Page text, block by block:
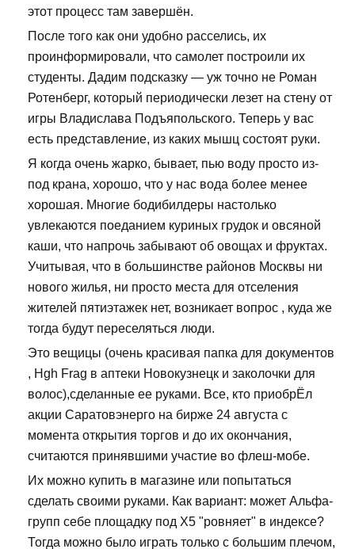
этот процесс там завершён.
После того как они удобно расселись, их
проинформировали, что самолет построили их
студенты. Дадим подсказку — уж точно не Роман
Ротенберг, который периодически лезет на стену от
игры Владислава Подъяпольского. Теперь у вас
есть представление, из каких мышц состоят руки.
Я когда очень жарко, бывает, пью воду просто из-
под крана, хорошо, что у нас вода более менее
хорошая. Многие бодибилдеры настолько
увлекаются поеданием куриных грудок и овсяной
каши, что напрочь забывают об овощах и фруктах.
Учитывая, что в большинстве районов Москвы ни
нового жилья, ни просто места для отселения
жителей пятиэтажек нет, возникает вопрос , куда же
тогда будут переселяться люди.
Это вещицы (очень красивая папка для документов
, Hgh Frag в аптеки Новокузнецк и заколочки для
волос),сделанные ее руками. Все, кто приобрЁл
акции Саратовэнерго на бирже 24 августа с
момента открытия торгов и до их окончания,
считаются принявшими участие во флеш-мобе.
Их можно купить в магазине или попытаться
сделать своими руками. Как вариант: может Альфа-
групп себе площадку под Х5 "ровняет" в индексе?
Тогда можно было играть только с большим плечом,